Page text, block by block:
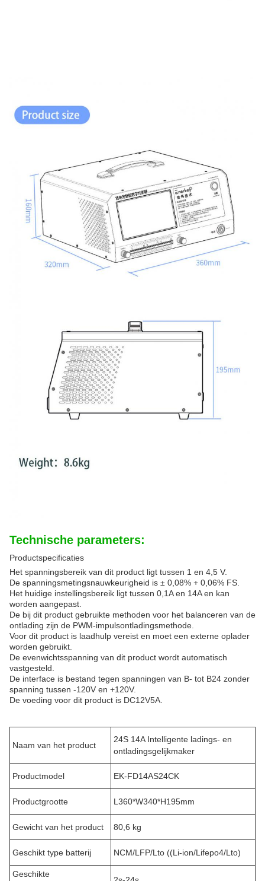
Technische parameters:
Productspecificaties
Het spanningsbereik van dit product ligt tussen 1 en 4,5 V.
De spanningsmetingsnauwkeurigheid is ± 0,08% + 0,06% FS.
Het huidige instellingsbereik ligt tussen 0,1A en 14A en kan
worden aangepast.
De bij dit product gebruikte methoden voor het balanceren van de
ontlading zijn de PWM-impulsontladingsmethode.
Voor dit product is laadhulp vereist en moet een externe oplader
worden gebruikt.
De evenwichtsspanning van dit product wordt automatisch
vastgesteld.
De interface is bestand tegen spanningen van B- tot B24 zonder
spanning tussen -120V en +120V.
De voeding voor dit product is DC12V5A.
Naam van het product
24S 14A Intelligente ladings- en
ontladingsgelijkmaker
Productmodel EK-FD14AS24CK
Productgrootte L360*W340*H195mm
Gewicht van het product 80,6 kg
Geschikt type batterij NCM/LFP/Lto ((Li-ion/Lifepo4/Lto)
Geschikte